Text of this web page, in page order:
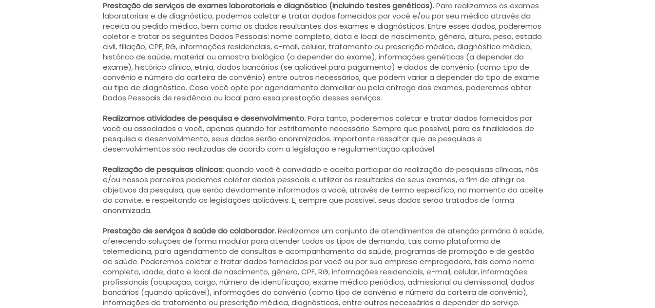
Prestação de serviços de exames laboratoriais e diagnóstico (incluindo testes genéticos).Para realizarmos os exames
laboratoriais e de diagnóstico, podemos coletar e tratar dados fornecidos por você e/ou por seu médico através da
receita ou pedido médico, bem como os dados resultantes dos exames e diagnósticos. Entre esses dados, poderemos
coletar e tratar os seguintes Dados Pessoais: nome completo, data e local de nascimento, gênero, altura, peso, estado
civil, filiação, CPF, RG, informações residenciais, e-mail, celular, tratamento ou prescrição médica, diagnóstico médico,
histórico de saúde, material ou amostra biológica (a depender do exame), informações genéticas (a depender do
exame), histórico clínico, etnia, dados bancários (se aplicável para pagamento) e dados de convênio (como tipo de
convênio e número da carteira de convênio) entre outros necessários, que podem variar a depender do tipo de exame
ou tipo de diagnóstico. Caso você opte por agendamento domiciliar ou pela entrega dos exames, poderemos obter
Dados Pessoais de residência ou local para essa prestação desses serviços.
Realizamos atividades de pesquisa e desenvolvimento.Para tanto, poderemos coletar e tratar dados fornecidos por
você ou associados a você, apenas quando for estritamente necessário. Sempre que possível, para as finalidades de
pesquisa e desenvolvimento, seus dados serão anonimizados. Importante ressaltar que as pesquisas e
desenvolvimentos são realizadas de acordo com a legislação e regulamentação aplicável.
Realização de pesquisas clínicas:quando você é convidado e aceita participar da realização de pesquisas clínicas, nós
e/ou nossos parceiros podemos coletar dados pessoais e utilizar os resultados de seus exames, a fim de atingir os
objetivos da pesquisa, que serão devidamente informados a você, através de termo especifico, no momento do aceite
do convite, e respeitando as legislações aplicáveis. E, sempre que possível, seus dados serão tratados de forma
anonimizada.
Prestação de serviços à saúde do colaborador.Realizamos um conjunto de atendimentos de atenção primária à saúde,
oferecendo soluções de forma modular para atender todos os tipos de demanda, tais como plataforma de
telemedicina, para agendamento de consultas e acompanhamento da saúde; programas de promoção e de gestão
de saúde. Poderemos coletar e tratar dados fornecidos por você ou por sua empresa empregadora, tais como nome
completo, idade, data e local de nascimento, gênero, CPF, RG, informações residenciais, e-mail, celular, informações
profissionais (ocupação, cargo, número de identificação, exame médico periódico, admissional ou demissional, dados
bancários (quando aplicável), informações do convênio (como tipo de convênio e número da carteira de convênio),
informações de tratamento ou prescrição médica, diagnósticos, entre outros necessários a depender do serviço.